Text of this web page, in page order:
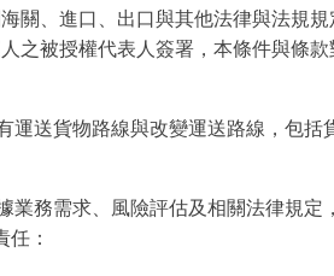
關、進口、出口與其他法律與法規規
之被授權代表人簽署，本條件與條
運送貨物路線與改變運送路線，包括
業務需求、風險評估及相關法律規
任：